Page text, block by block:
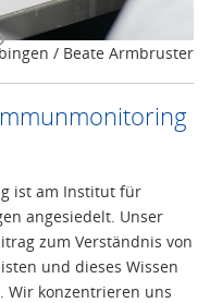
/ Beate Armbruster
ist am Institut für
angesiedelt. Unser
zum Verständnis von
und dieses Wissen
Wir konzentrieren uns